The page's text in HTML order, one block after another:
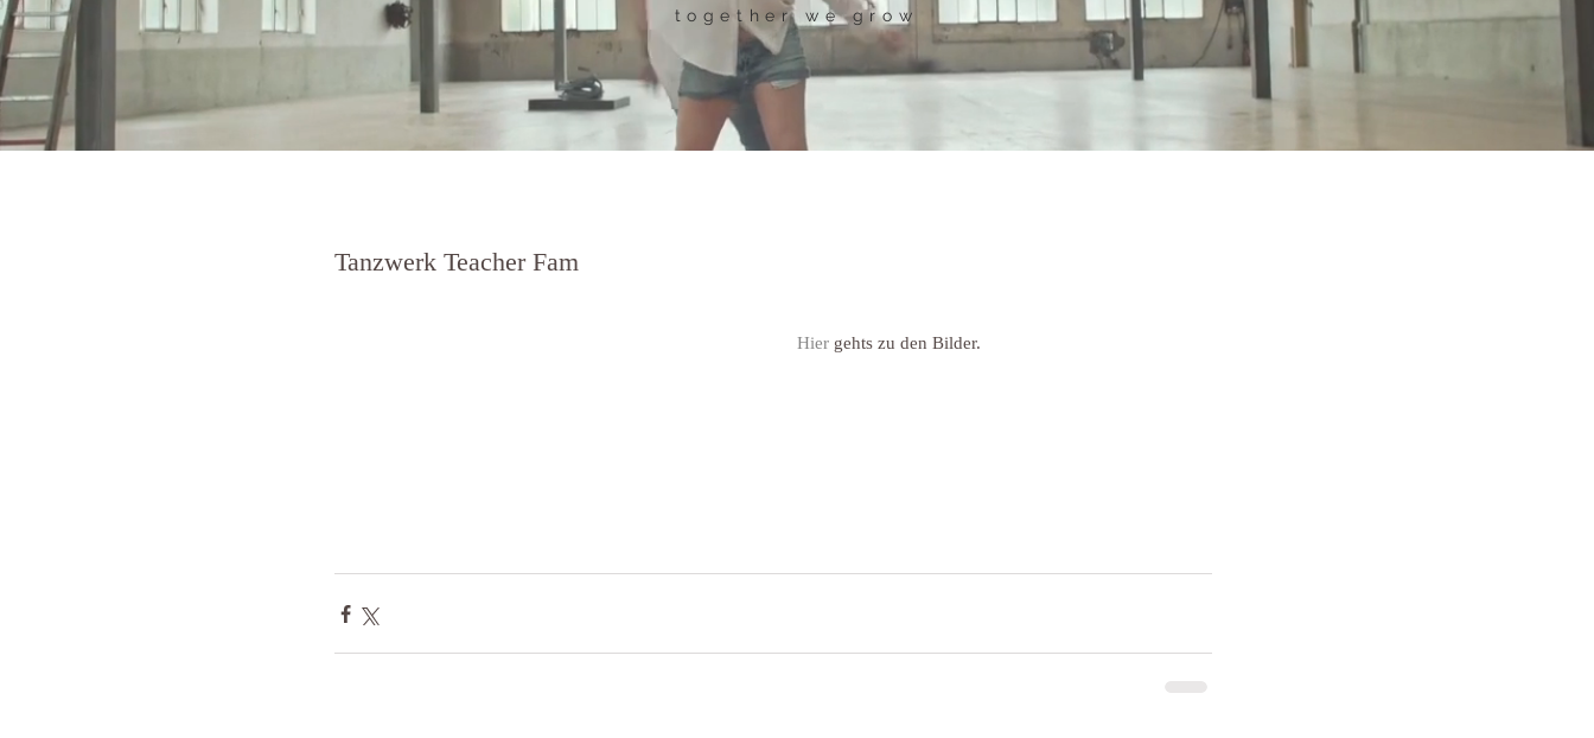
SINGLE POST
Tanzwerk Teacher Fam
Hier gehts zu den Bilder.
together we grow